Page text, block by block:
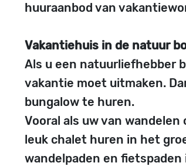
huuraanbod van
Vakantiehuis in de natuur
Als u een natuurliefhebber
vakantie moet uitmaken.
bungalow te huren.
Vooral als uw van
leuk chalet huren in het
wandelpaden en